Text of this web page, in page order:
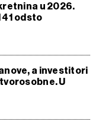
u 2026.
odsto
a investitori
U